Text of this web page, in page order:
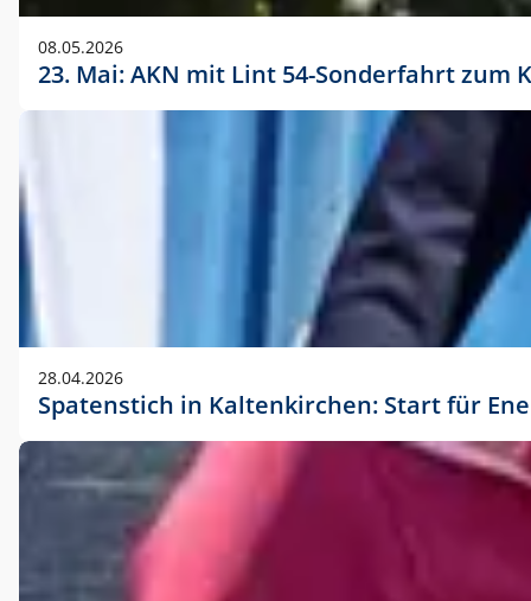
08.05.2026
23. Mai: AKN mit Lint 54-Sonderfahrt
28.04.2026
Spatenstich in Kaltenkirchen: Start für